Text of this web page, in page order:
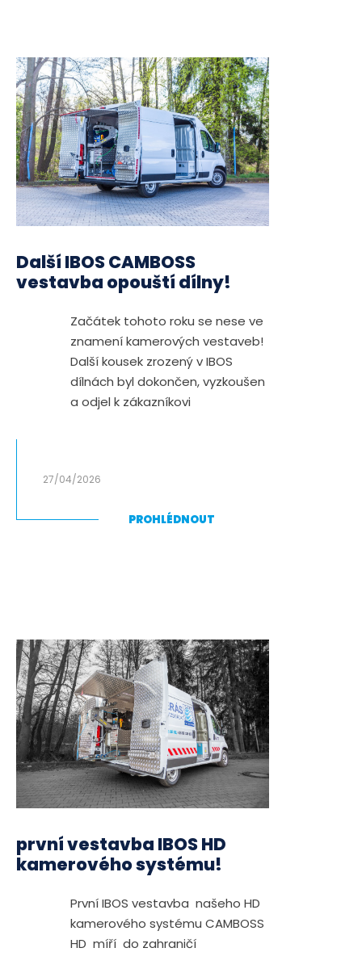
Další IBOS CAMBOSS
vestavba opouští dílny!
Začátek tohoto roku se nese ve
znamení kamerových vestaveb!
Další kousek zrozený v IBOS
dílnách byl dokončen, vyzkoušen
a odjel k zákazníkovi
27/04/2026
PROHLÉDNOUT
první vestavba IBOS HD
kamerového systému!
První IBOS vestavba našeho HD
kamerového systému CAMBOSS
HD míří do zahraničí